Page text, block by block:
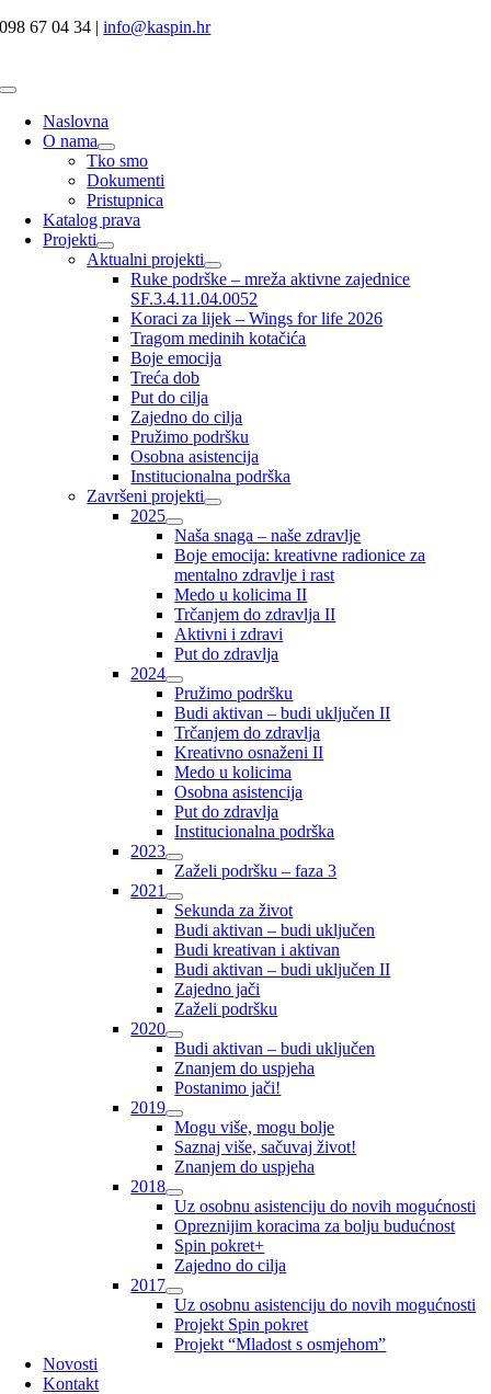
Skip
098 67 04 34 |info@kaspin.hr
Toggle
NavigationNaslovna
O nama
Tko smo
Dokumenti
Pristupnica
Katalog prava
Projekti
Aktualni projekti
Ruke podrške – mreža aktivne zajednice
SF.3.4.11.04.0052
Koraci za lijek – Wings for life 2026
Tragom medinih kotačića
Boje emocija
Treća dob
Put do cilja
Zajedno do cilja
Pružimo podršku
Osobna asistencija
Institucionalna podrška
Završeni projekti
2025
Naša snaga – naše zdravlje
Boje emocija: kreativne radionice za
mentalno zdravlje i rast
Medo u kolicima II
Trčanjem do zdravlja II
Aktivni i zdravi
Put do zdravlja
2024
Pružimo podršku
Budi aktivan – budi uključen II
Trčanjem do zdravlja
Kreativno osnaženi II
Medo u kolicima
Osobna asistencija
Put do zdravlja
Institucionalna podrška
2023
Zaželi podršku – faza 3
2021
Sekunda za život
Budi aktivan – budi uključen
Budi kreativan i aktivan
Budi aktivan – budi uključen II
Zajedno jači
Zaželi podršku
2020
Budi aktivan – budi uključen
Znanjem do uspjeha
Postanimo jači!
2019
Mogu više, mogu bolje
Saznaj više, sačuvaj život!
Znanjem do uspjeha
2018
Uz osobnu asistenciju do novih mogućnosti
Opreznijim koracima za bolju budućnost
Spin pokret+
Zajedno do cilja
2017
Uz osobnu asistenciju do novih mogućnosti
Projekt Spin pokret
Projekt “Mladost s osmjehom”
Novosti
Kontakt